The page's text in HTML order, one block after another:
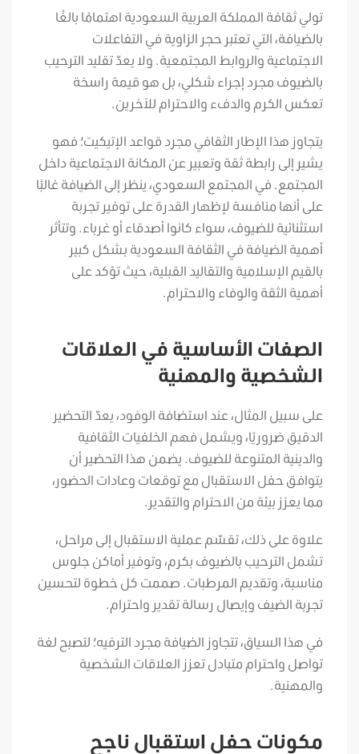
تولي ثقافة المملكة العربية السعودية اهتمامًا بالغًا
بالضيافة، التي تعتبر حجر الزاوية في التفاعلات
الاجتماعية والروابط المجتمعية. ولا يعدّ تقليد الترحيب
بالضيوف مجرد إجراء شكلي، بل هو قيمة راسخة
تعكس الكرم والدفء والاحترام للآخرين.
يتجاوز هذا الإطار الثقافي مجرد قواعد الإتيكيت؛ فهو
يشير إلى رابطة ثقة وتعبير عن المكانة الاجتماعية داخل
المجتمع. في المجتمع السعودي، ينظر إلى الضيافة غالبًا
على أنها منافسة لإظهار القدرة على توفير تجربة
استثنائية للضيوف، سواء كانوا أصدقاء أو غرباء. وتتأثر
أهمية الضيافة في الثقافة السعودية بشكل كبير
بالقيم الإسلامية والتقاليد القبلية، حيث تؤكد على
أهمية الثقة والوفاء والاحترام.
الصفات الأساسية في العلاقات
الشخصية والمهنية
على سبيل المثال، عند استضافة الوفود، يعدّ التحضير
الدقيق ضروريًا، ويشمل فهم الخلفيات الثقافية
والدينية المتنوعة للضيوف. يضمن هذا التحضير أن
يتوافق حفل الاستقبال مع توقعات وعادات الحضور،
مما يعزز بيئة من الاحترام والتقدير.
علاوة على ذلك، تقسّم عملية الاستقبال إلى مراحل،
تشمل الترحيب بالضيوف بكرم، وتوفير أماكن جلوس
مناسبة، وتقديم المرطبات. صممت كل خطوة لتحسين
تجربة الضيف وإيصال رسالة تقدير واحترام.
في هذا السياق، تتجاوز الضيافة مجرد الترفيه؛ لتصبح لغة
تواصل واحترام متبادل تعزز العلاقات الشخصية
والمهنية.
مكونات حفل استقبال ناجح